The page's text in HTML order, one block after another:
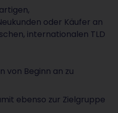
oder Käufer an
internationalen TLD
von Beginn an zu
ebenso zur Zielgruppe